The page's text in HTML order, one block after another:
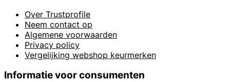
Over Trustprofile
Neem contact op
Algemene voorwaarden
Privacy policy
Vergelijking webshop keurmerken
Informatie voor consumenten